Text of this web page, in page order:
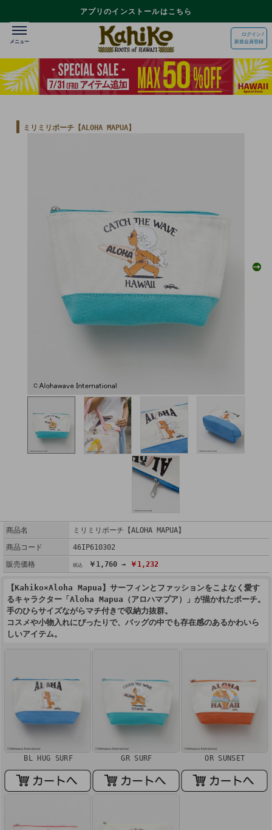
アプリのインストールはこちら
ログイン /
新規会員登録
ミリミリポーチ【ALOHA MAPUA】
商品名
ミリミリポーチ【ALOHA MAPUA】
商品コード
46IP610302
販売価格
￥1,760 → ￥1,232
【Kahiko×Aloha Mapua】サーフィンとファッションをこよなく愛す
るキャラクター「Aloha Mapua（アロハマプア）」が描かれたポーチ。
手のひらサイズながらマチ付きで収納力抜群。
コスメや小物入れにぴったりで、バッグの中でも存在感のあるかわいら
しいアイテム。
BL HUG SURF GR SURF OR SUNSET